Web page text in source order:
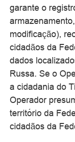
garante o
modificação),
cidadãos da
dados
Russa. Se o
a cidadania do
Operador
território da
cidadãos da